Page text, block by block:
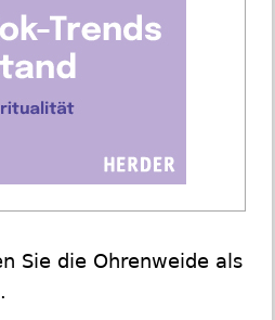
Sie die Ohrenweide als